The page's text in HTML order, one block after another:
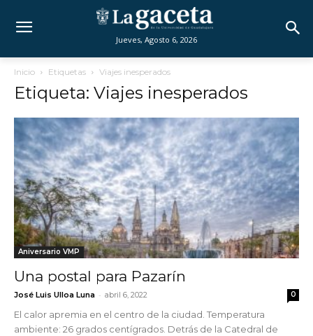
Jueves, Agosto 6, 2026
Inicio Etiquetas Viajes inesperados
Etiqueta: Viajes inesperados
Aniversario VMP
Una postal para Pazarín
José Luis Ulloa Luna - abril 6, 2022 0
El calor apremia en el centro de la ciudad. Temperatura
ambiente: 26 grados centígrados. Detrás de la Catedral de